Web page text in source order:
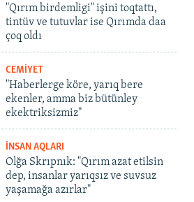
"Qırım birdemligi" işini toqtattı,
tintüv ve tutuvlar ise Qırımda daa
çoq oldı
CEMİYET
"Haberlerge köre, yarıq bere
ekenler, amma biz bütünley
ekektriksizmiz"
İNSAN AQLARI
Olğa Skrıpnık: "Qırım azat etilsin
dep, insanlar yarıqsız ve suvsuz
yaşamağa azırlar"